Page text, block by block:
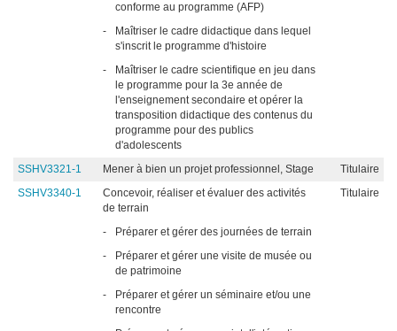
conforme au programme (AFP)
-
Maîtriser le cadre didactique dans lequel
s'inscrit le programme d'histoire
-
Maîtriser le cadre scientifique en jeu dans
le programme pour la 3e année de
l'enseignement secondaire et opérer la
transposition didactique des contenus du
programme pour des publics
d'adolescents
SSHV3321-1
Mener à bien un projet professionnel, Stage
Titulaire
SSHV3340-1
Concevoir, réaliser et évaluer des activités
de terrain
Titulaire
-
Préparer et gérer des journées de terrain
-
Préparer et gérer une visite de musée ou
de patrimoine
-
Préparer et gérer un séminaire et/ou une
rencontre